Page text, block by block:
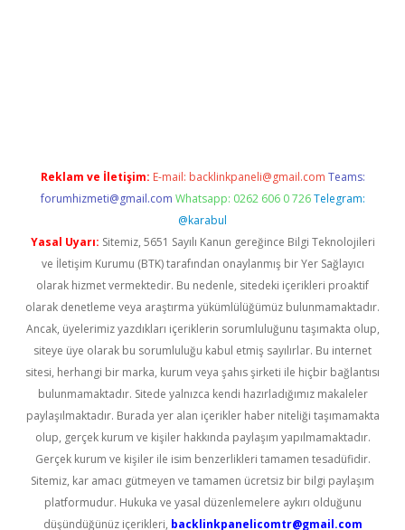
Reklam ve İletişim: E-mail: backlinkpaneli@gmail.com Teams:
forumhizmeti@gmail.com Whatsapp: 0262 606 0 726 Telegram:
@karabul
Yasal Uyarı: Sitemiz, 5651 Sayılı Kanun gereğince Bilgi Teknolojileri
ve İletişim Kurumu (BTK) tarafından onaylanmış bir Yer Sağlayıcı
olarak hizmet vermektedir. Bu nedenle, sitedeki içerikleri proaktif
olarak denetleme veya araştırma yükümlülüğümüz bulunmamaktadır.
Ancak, üyelerimiz yazdıkları içeriklerin sorumluluğunu taşımakta olup,
siteye üye olarak bu sorumluluğu kabul etmiş sayılırlar. Bu internet
sitesi, herhangi bir marka, kurum veya şahıs şirketi ile hiçbir bağlantısı
bulunmamaktadır. Sitede yalnızca kendi hazırladığımız makaleler
paylaşılmaktadır. Burada yer alan içerikler haber niteliği taşımamakta
olup, gerçek kurum ve kişiler hakkında paylaşım yapılmamaktadır.
Gerçek kurum ve kişiler ile isim benzerlikleri tamamen tesadüfidir.
Sitemiz, kar amacı gütmeyen ve tamamen ücretsiz bir bilgi paylaşım
platformudur. Hukuka ve yasal düzenlemelere aykırı olduğunu
düşündüğünüz içerikleri, backlinkpanelicomtr@gmail.com